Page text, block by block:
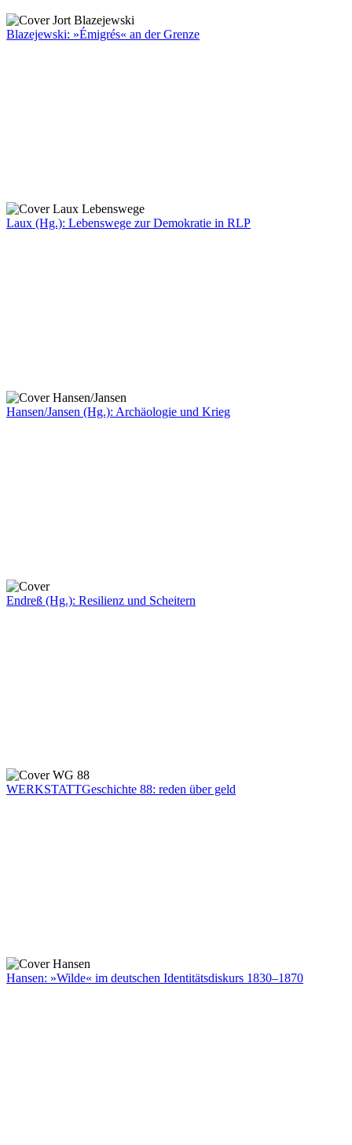
Blazejewski: »Émigrés« an der Grenze
Laux (Hg.): Lebenswege zur Demokratie in RLP
Hansen/Jansen (Hg.): Archäologie und Krieg
Endreß (Hg.): Resilienz und Scheitern
WERKSTATTGeschichte 88: reden über geld
Hansen: »Wilde« im deutschen Identitätsdiskurs 1830–1870